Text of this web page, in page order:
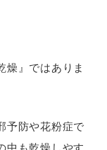
燥』ではありま
予防や花粉症で
中も乾燥しやす